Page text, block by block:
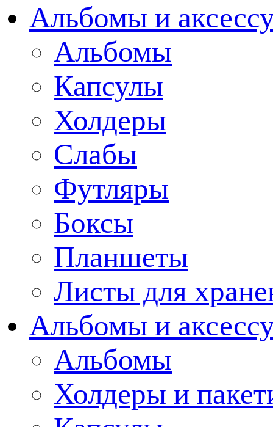
Альбомы и
Альбомы
Капсулы
Холдеры
Слабы
Футляры
Боксы
Планшеты
Листы для
Альбомы и
Альбомы
Холдеры и